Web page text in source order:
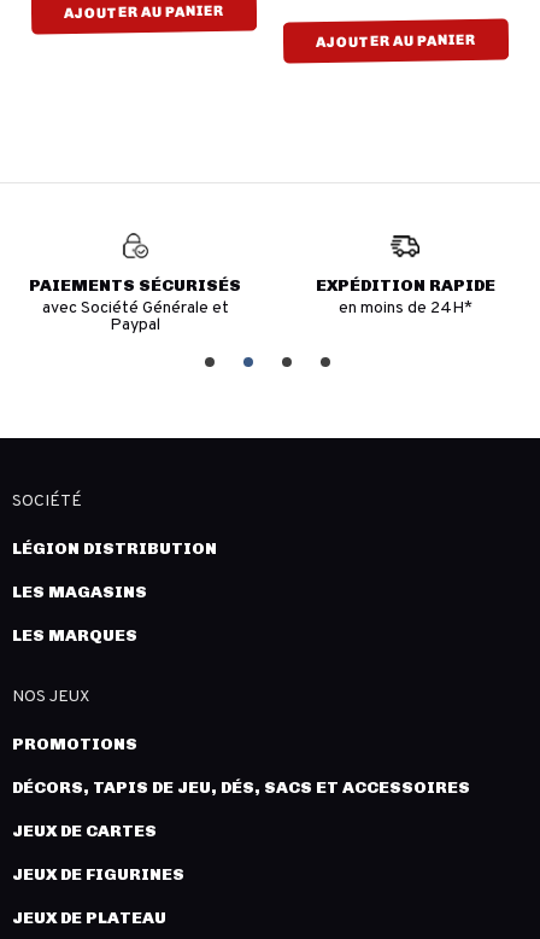
AJOUTER AU PANIER
AJOUTER AU PANIER
PAIEMENTS SÉCURISÉS
avec Société Générale et
Paypal
EXPÉDITION RAPIDE
en moins de 24H*
SOCIÉTÉ
LÉGION DISTRIBUTION
LES MAGASINS
LES MARQUES
NOS JEUX
PROMOTIONS
DÉCORS, TAPIS DE JEU, DÉS, SACS ET ACCESSOIRES
JEUX DE CARTES
JEUX DE FIGURINES
JEUX DE PLATEAU